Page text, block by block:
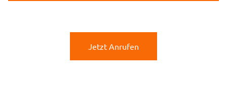
Jetzt Anrufen